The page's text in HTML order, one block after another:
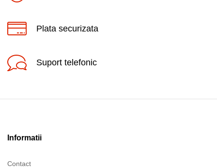
Plata securizata
Suport telefonic
Informatii
Contact